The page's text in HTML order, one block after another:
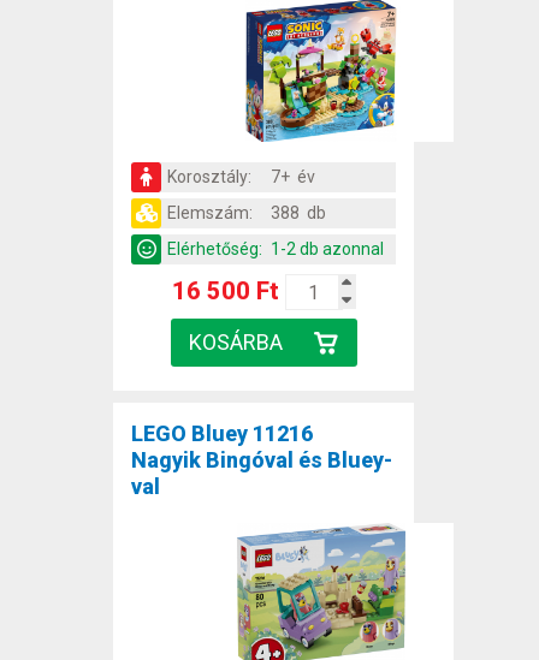
Korosztály:
7+ év
Elemszám:
388 db
Elérhetőség: 1-2 db azonnal
16 500 Ft
LEGO Bluey 11216
Nagyik Bingóval és Bluey-
val